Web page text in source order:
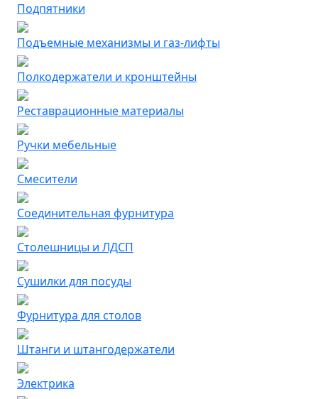
Подпятники
Подъемные механизмы и газ-лифты
Полкодержатели и кронштейны
Реставрационные материалы
Ручки мебельные
Смесители
Соединительная фурнитура
Столешницы и ЛДСП
Сушилки для посуды
Фурнитура для столов
Штанги и штангодержатели
Электрика